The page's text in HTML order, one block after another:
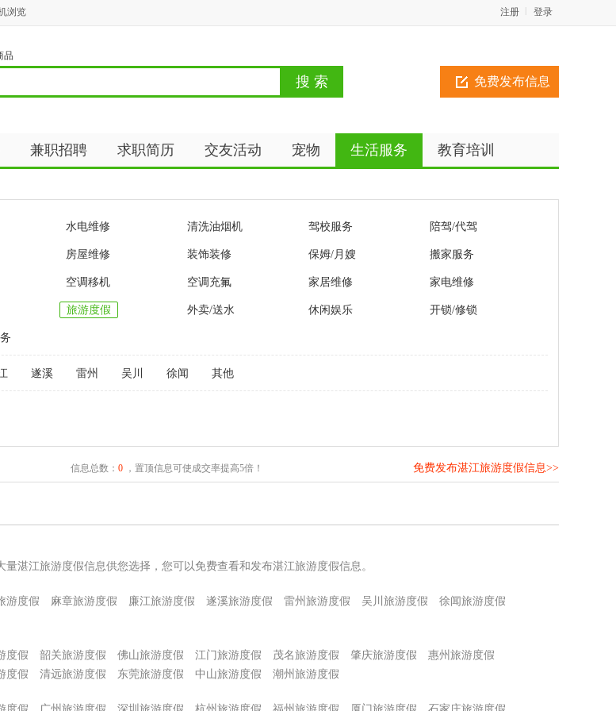
浏览 登录
注册
免费发布信息
品
兼职招聘 求职简历 交友活动 宠物 生活服务 教育培训
水电维修 清洗油烟机 驾校服务 陪驾/代驾
房屋维修 装饰装修 保姆/月嫂 搬家服务
空调移机 空调充氟 家居维修 家电维修
旅游度假 外卖/送水 休闲娱乐 开锁/修锁
遂溪 雷州 吴川 徐闻 其他
信息总数： 0，置顶信息可使成交率提高5倍！ 免费发布湛江旅游度假信息>>
湛江旅游度假信息供您选择，您可以免费查看和发布湛江旅游度假信息。
游度假 麻章旅游度假 廉江旅游度假 遂溪旅游度假 雷州旅游度假 吴川旅游度假
徐闻旅游度假
度假 韶关旅游度假 佛山旅游度假 江门旅游度假 茂名旅游度假 肇庆旅游度假
惠州旅游度假
度假 清远旅游度假 东莞旅游度假 中山旅游度假 潮州旅游度假